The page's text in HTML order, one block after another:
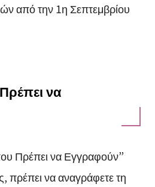
από την 1η Σεπτεμβρίου
να
Πρέπει να Εγγραφούν”
πρέπει να αναγράφετε τη